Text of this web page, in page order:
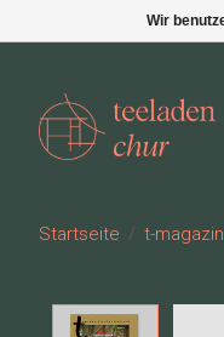
Startseite / t-
Wir